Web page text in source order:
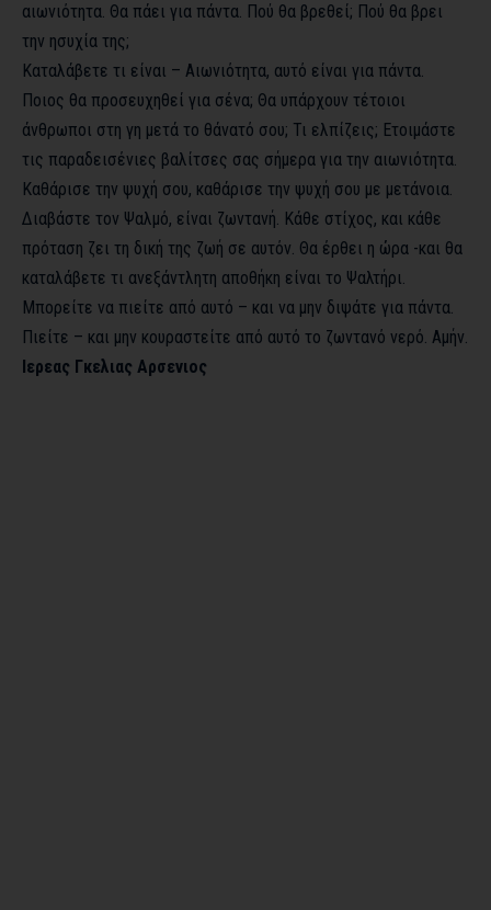
αιωνιότητα. Θα πάει για πάντα. Πού θα βρεθεί; Πού θα βρει
την ησυχία της;
Καταλάβετε τι είναι – Αιωνιότητα, αυτό είναι για πάντα.
Ποιος θα προσευχηθεί για σένα; Θα υπάρχουν τέτοιοι
άνθρωποι στη γη μετά το θάνατό σου; Τι ελπίζεις; Ετοιμάστε
τις παραδεισένιες βαλίτσες σας σήμερα για την αιωνιότητα.
Καθάρισε την ψυχή σου, καθάρισε την ψυχή σου με μετάνοια.
Διαβάστε τον Ψαλμό, είναι ζωντανή. Κάθε στίχος, και κάθε
πρόταση ζει τη δική της ζωή σε αυτόν. Θα έρθει η ώρα -και θα
καταλάβετε τι ανεξάντλητη αποθήκη είναι το Ψαλτήρι.
Μπορείτε να πιείτε από αυτό – και να μην διψάτε για πάντα.
Πιείτε – και μην κουραστείτε από αυτό το ζωντανό νερό. Αμήν.
Ιερεας Γκελιας Αρσενιος